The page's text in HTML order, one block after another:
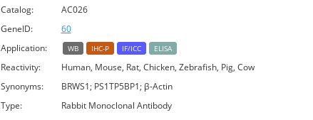
Catalog:
AC026
GeneID:
60
Application:
WB IHC-P IF/ICC ELISA
Reactivity:
Human, Mouse, Rat, Chicken, Zebrafish, Pig, Cow
Synonyms:
BRWS1; PS1TP5BP1; β-Actin
Type:
Rabbit Monoclonal Antibody